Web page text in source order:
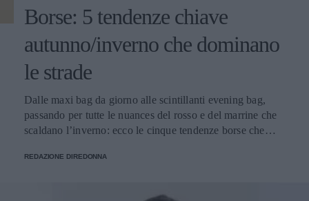
Borse: 5 tendenze chiave
autunno/inverno che dominano
le strade
Dalle maxi bag da giorno alle scintillanti evening bag,
passando per tutte le nuances del rosso e del marrine che
scaldano l’inverno: ecco le cinque tendenze borse che
REDAZIONE DIREDONNA